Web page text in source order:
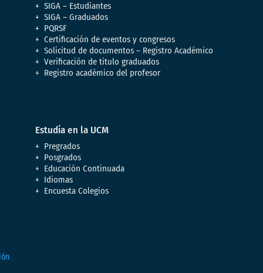
SIGA – Estudiantes
SIGA – Graduados
PQRSF
Certificación de eventos y congresos
Solicitud de documentos – Registro Académico
Verificación de titulo graduados
Registro académico del profesor
Estudia en la UCM
Pregrados
Posgrados
Educación Continuada
Idiomas
Encuesta Colegios